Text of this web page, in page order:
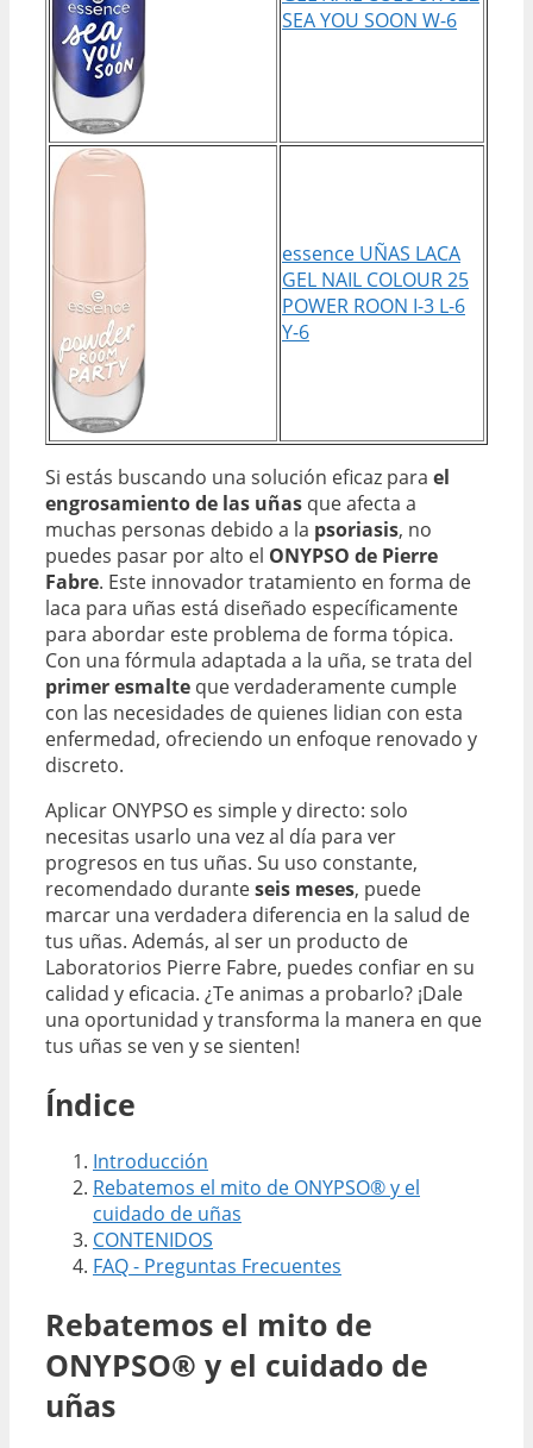
SEA YOU SOON W-6
essence UÑAS LACA
GEL NAIL COLOUR 25
POWER ROON I-3 L-6
Y-6
Si estás buscando una solución eficaz para el
engrosamiento de las uñas que afecta a
muchas personas debido a la psoriasis, no
puedes pasar por alto el ONYPSO de Pierre
Fabre. Este innovador tratamiento en forma de
laca para uñas está diseñado específicamente
para abordar este problema de forma tópica.
Con una fórmula adaptada a la uña, se trata del
primer esmalte que verdaderamente cumple
con las necesidades de quienes lidian con esta
enfermedad, ofreciendo un enfoque renovado y
discreto.
Aplicar ONYPSO es simple y directo: solo
necesitas usarlo una vez al día para ver
progresos en tus uñas. Su uso constante,
recomendado duranteseis meses, puede
marcar una verdadera diferencia en la salud de
tus uñas. Además, al ser un producto de
Laboratorios Pierre Fabre, puedes confiar en su
calidad y eficacia. ¿Te animas a probarlo? ¡Dale
una oportunidad y transforma la manera en que
tus uñas se ven y se sienten!
Índice
Introducción
Rebatemos el mito de ONYPSO® y el
cuidado de uñas
CONTENIDOS
FAQ - Preguntas Frecuentes
Rebatemos el mito de
ONYPSO® y el cuidado de
uñas